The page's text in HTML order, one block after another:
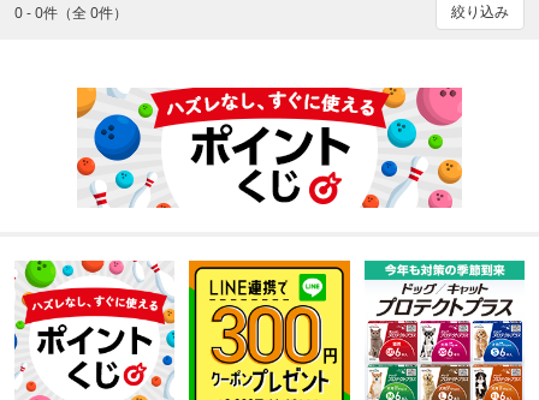
0 - 0件（全 0件） 絞り込み